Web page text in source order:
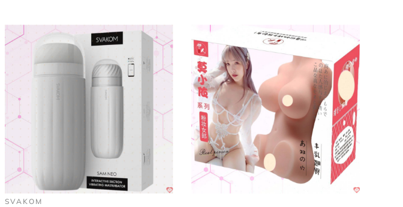
sử dụng đồ chơi tình dục cho nam này theo nhiều tư thế và mức độ
này có thể chiều bạn hết mình. Đưa đấng mày râu đến cảm
SVAKOM